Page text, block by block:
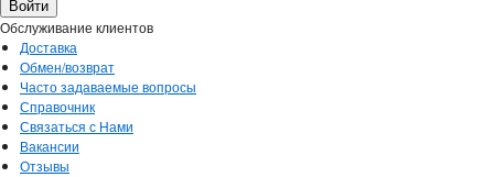
Обслуживание клиентов
Доставка
Обмен/возврат
Часто задаваемые вопросы
Справочник
Связаться с Нами
Вакансии
Отзывы